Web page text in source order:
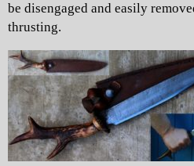
be disengaged and easily
thrusting.